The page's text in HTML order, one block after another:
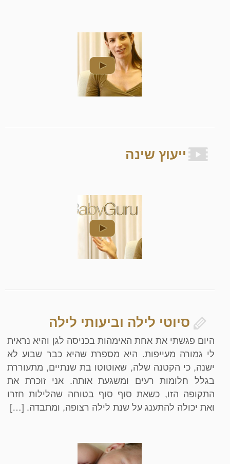
ייעוץ שינה
סיוטי לילה וביעותי לילה
היום פגשתי את אחת האימהות בכניסה לגן והיא נראית
לי גמורה מעייפות. היא מספרת שהיא כבר שבוע לא
ישנה, כי הקטנה שלה, שאוטוטו בת שנתיים, מתעוררת
בגלל חלומות רעים ומשגעת אותה. אני זוכרת את
התקופה הזו, כשאת סוף סוף בטוחה שהלילות חזרו
ואת יכולה להתענג על שנת לילה רצופה, ומתבדה. […]